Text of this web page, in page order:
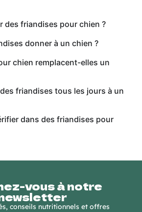
des friandises pour chien ?
donner à un chien ?
chien remplacent-elles un
friandises tous les jours à un
dans des friandises pour
vous à notre
conseils nutritionnels et offres